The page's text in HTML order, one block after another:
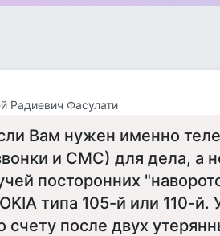
Радиевич Фасулати
Вам нужен именно
и СМС) для дела, а
посторонних
типа 105-й или 110-й.
счету после двух